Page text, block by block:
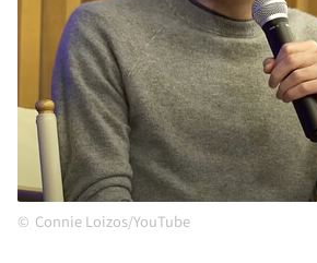
Connie Loizos/YouTube